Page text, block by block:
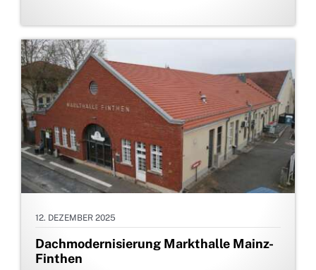
12. DEZEMBER 2025
Dachmodernisierung Markthalle Mainz-
Finthen